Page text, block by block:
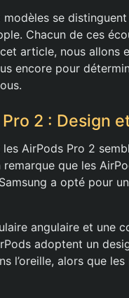
se
Chacun de ces
article, nous allons
encore pour
2 : Design
AirPods Pro 2
que les
a opté pour
angulaire et une
adoptent un
l’oreille, alors que